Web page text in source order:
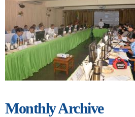
Monthly Archive